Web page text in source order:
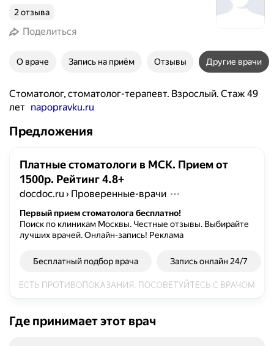
2 отзыва
Поделиться
О враче Запись на приём Отзывы Другие врачи
Стоматолог, стоматолог-терапевт. Взрослый. Стаж 49
лет napopravku.ru
Предложения
Платные стоматологи в МСК. Прием от
1500р. Рейтинг 4.8+
docdoc.ru › Проверенные-врачи
Первый прием стоматолога бесплатно!
Поиск по клиникам Москвы. Честные отзывы. Выбирайте
лучших врачей. Онлайн-запись! Реклама
Бесплатный подбор врача Запись онлайн 24/7
Где принимает этот врач